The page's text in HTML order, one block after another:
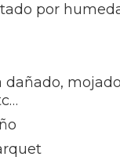
por
dañado,